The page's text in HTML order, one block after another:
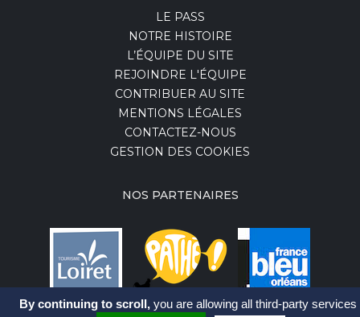
LE PASS
NOTRE HISTOIRE
L’ÉQUIPE DU SITE
REJOINDRE L'ÉQUIPE
CONTRIBUER AU SITE
MENTIONS LÉGALES
CONTACTEZ-NOUS
GESTION DES COOKIES
NOS PARTENAIRES
By continuing to scroll, you are allowing all third-party services